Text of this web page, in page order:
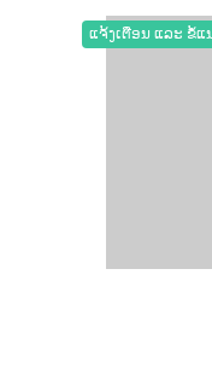
ແຈ້ງເຕືອນ ແລະ ຂໍ້